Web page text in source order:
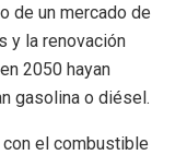
de un mercado de
y la renovación
2050 hayan
gasolina o diésel.
el combustible